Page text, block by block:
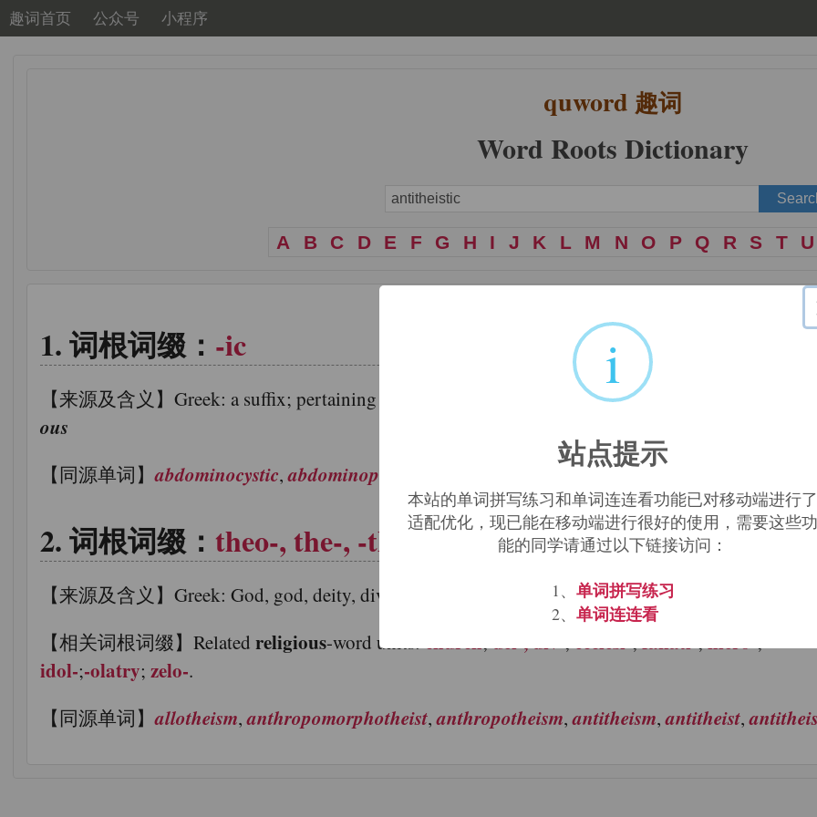
趣词首页 公众号 小程序
quword 趣词
Word Roots Dictionary
A B C D E F G H I J K L M N O P Q R S T U
词根词缀： -ic
【来源及含义】Greek: a suffix; pertaining to; of the nature of, like; in chemistry, it denotes a
ous
【同源单词】abdominocystic,abdominopelvic abdominothoracic
词根词缀： theo-, the-, -theism, -theist, -theistic
【来源及含义】Greek: God, god, deity, divinity, divine
【相关词根词缀】Related religious-word units:church;dei-, div-;ecclesi-;fanati-;hiero-;
idol-;-olatry; zelo-.
【同源单词】allotheism,anthropomorphotheist,anthropotheism,antitheism,antitheist,
i
站点提示
本站的单词拼写练习和单词连连看功能已对移动端进行了
适配优化，现已能在移动端进行很好的使用，需要这些功
能的同学请通过以下链接访问：
1、 单词拼写练习
2、 单词连连看